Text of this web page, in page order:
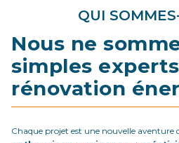
QUI
Nous ne
simples
rénovation
Chaque projet est une nouvelle aventure